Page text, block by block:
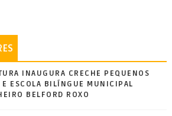
INAUGURA CRECHE PEQUENOS
E ESCOLA BILÍNGUE MUNICIPAL
BELFORD ROXO